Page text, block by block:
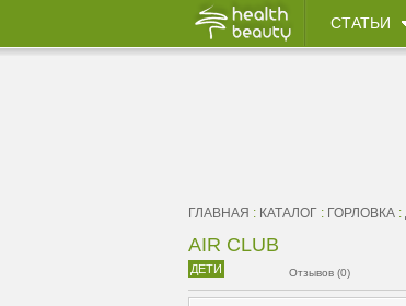
СТАТЬИ
ГЛАВНАЯ : КАТАЛОГ : ГОРЛОВКА :
AIR CLUB
ДЕТИ Отзывов (0)